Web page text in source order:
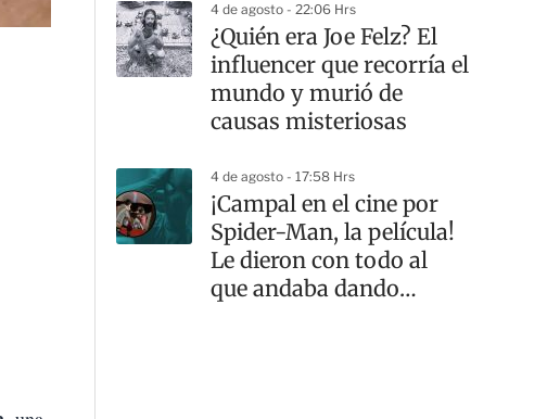
4 de agosto - 22:06 Hrs
¿Quién era Joe Felz? El
influencer que recorría el
mundo y murió de
causas misteriosas
4 de agosto - 17:58 Hrs
¡Campal en el cine por
Spider-Man, la película!
Le dieron con todo al
que andaba dando